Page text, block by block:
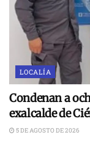
LOCALÍA
Condenan a
exalcalde de
5 DE AGOSTO DE 2026